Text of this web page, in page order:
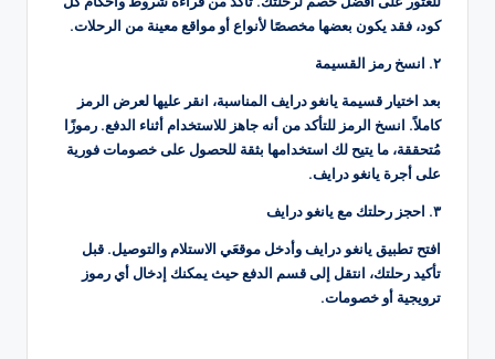
كود، فقد يكون بعضها مخصصًا لأنواع أو مواقع معينة من الرحلات.
٢. انسخ رمز القسيمة
بعد اختيار قسيمة يانغو درايف المناسبة، انقر عليها لعرض الرمز
كاملاً. انسخ الرمز للتأكد من أنه جاهز للاستخدام أثناء الدفع. رموزًا
مُتحققة، ما يتيح لك استخدامها بثقة للحصول على خصومات فورية
على أجرة يانغو درايف.
٣. احجز رحلتك مع يانغو درايف
افتح تطبيق يانغو درايف وأدخل موقعَي الاستلام والتوصيل. قبل
تأكيد رحلتك، انتقل إلى قسم الدفع حيث يمكنك إدخال أي رموز
ترويجية أو خصومات.